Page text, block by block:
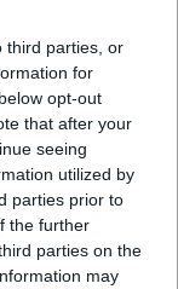
third parties, or
for
opt-out
that after your
seeing
utilized by
parties prior to
the further
parties on the
may
Magura